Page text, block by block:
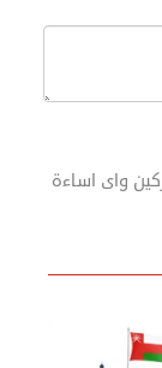
واى اساءة